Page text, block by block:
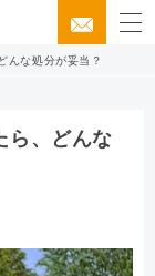
んな処分が妥当？
ら、どんな